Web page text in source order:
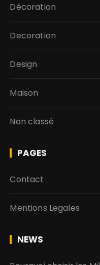
Décoration
Decoration
Design
Maison
Non classé
PAGES
Contact
Mentions Legales
NEWS